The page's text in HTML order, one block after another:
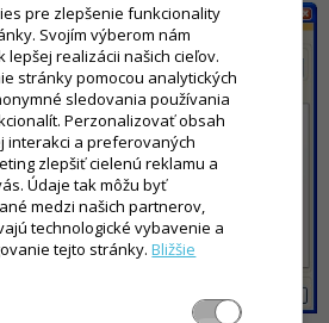
pre zlepšenie funkcionality
Svojím výberom nám
lepšej realizácii našich cieľov.
stránky pomocou analytických
sledovania používania
Perzonalizovať obsah
interakci a preferovaných
zlepšiť cielenú reklamu a
Údaje tak môžu byť
medzi našich partnerov,
technologické vybavenie a
tejto stránky.Bližšie